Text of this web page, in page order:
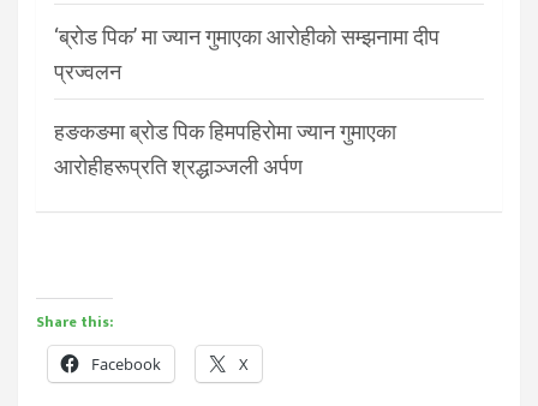
‘ब्रोड पिक’ मा ज्यान गुमाएका आरोहीको सम्झनामा दीप
प्रज्वलन
हङकङमा ब्रोड पिक हिमपहिरोमा ज्यान गुमाएका
आरोहीहरूप्रति श्रद्धाञ्जली अर्पण
Share this:
Facebook X